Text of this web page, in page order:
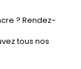
? Rendez-
tous nos